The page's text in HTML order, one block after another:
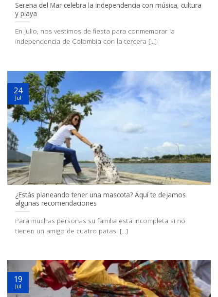
Serena del Mar celebra la independencia con música, cultura
y playa
En julio, nos vestimos de fiesta para conmemorar la
independencia de Colombia con la tercera [...]
¿Estás planeando tener una mascota? Aquí te dejamos
algunas recomendaciones
Para muchas personas su familia está incompleta si no
tienen un amigo de cuatro patas. [...]
24
Jul
19
Jul